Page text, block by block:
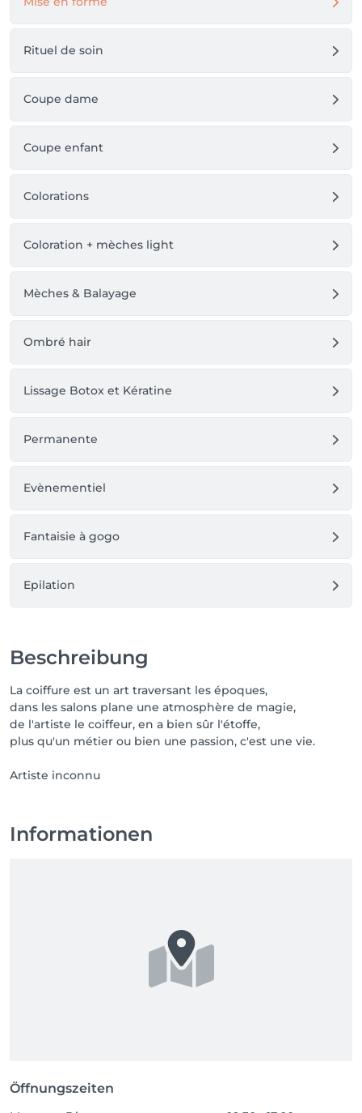
Rituel de soin
Coupe dame
Coupe enfant
Colorations
Coloration + mèches light
Mèches & Balayage
Ombré hair
Lissage Botox et Kératine
Permanente
Evènementiel
Fantaisie à gogo
Epilation
Beschreibung
La coiffure est un art traversant les époques,
dans les salons plane une atmosphère de magie,
de l'artiste le coiffeur, en a bien sûr l'étoffe,
plus qu'un métier ou bien une passion, c'est une vie.
Artiste inconnu
Informationen
Öffnungszeiten